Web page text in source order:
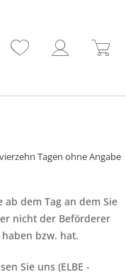
Tagen ohne Angabe
ab dem Tag an dem Sie
nicht der Beförderer
bzw. hat.
Sie uns (ELBE -